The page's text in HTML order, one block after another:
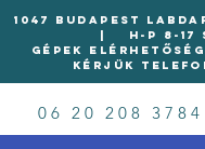
1047 BUDAPEST
| H-P 8-17
Gépek
kérjük
06 20 208 3784